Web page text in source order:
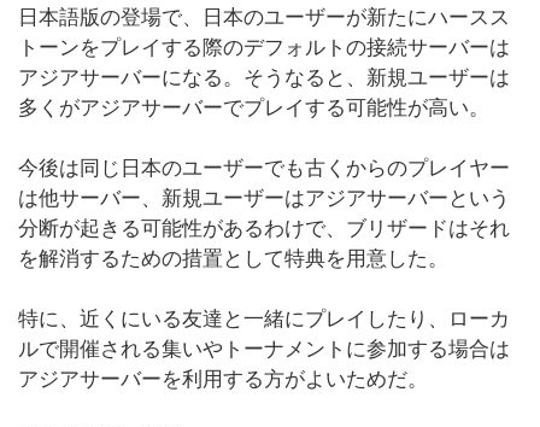
日本語版の登場で、日本のユーザーが新たにハースス
トーンをプレイする際のデフォルトの接続サーバーは
アジアサーバーになる。そうなると、新規ユーザーは
多くがアジアサーバーでプレイする可能性が高い。
今後は同じ日本のユーザーでも古くからのプレイヤー
は他サーバー、新規ユーザーはアジアサーバーという
分断が起きる可能性があるわけで、ブリザードはそれ
を解消するための措置として特典を用意した。
特に、近くにいる友達と一緒にプレイしたり、ローカ
ルで開催される集いやトーナメントに参加する場合は
アジアサーバーを利用する方がよいためだ。